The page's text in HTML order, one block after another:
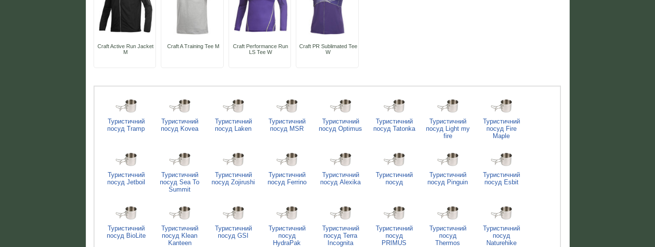
Craft Active Run Jacket
M
Craft A Training Tee M
Craft Performance Run
LS Tee W
Craft PR Sublimated Tee
W
Туристичний
посуд Tramp
Туристичний
посуд Kovea
Туристичний
посуд Laken
Туристичний
посуд MSR
Туристичний
посуд Optimus
Туристичний
посуд Tatonka
Туристичний
посуд Light my
fire
Туристичний
посуд Fire
Maple
Туристичний
посуд Jetboil
Туристичний
посуд Sea To
Summit
Туристичний
посуд Zojirushi
Туристичний
посуд Ferrino
Туристичний
посуд Alexika
Туристичний
посуд
Туристичний
посуд Pinguin
Туристичний
посуд Esbit
Туристичний
посуд BioLite
Туристичний
посуд Klean
Kanteen
Туристичний
посуд GSI
Туристичний
посуд
HydraPak
Туристичний
посуд Terra
Incognita
Туристичний
посуд
PRIMUS
Туристичний
посуд
Thermos
Туристичний
посуд
Naturehike